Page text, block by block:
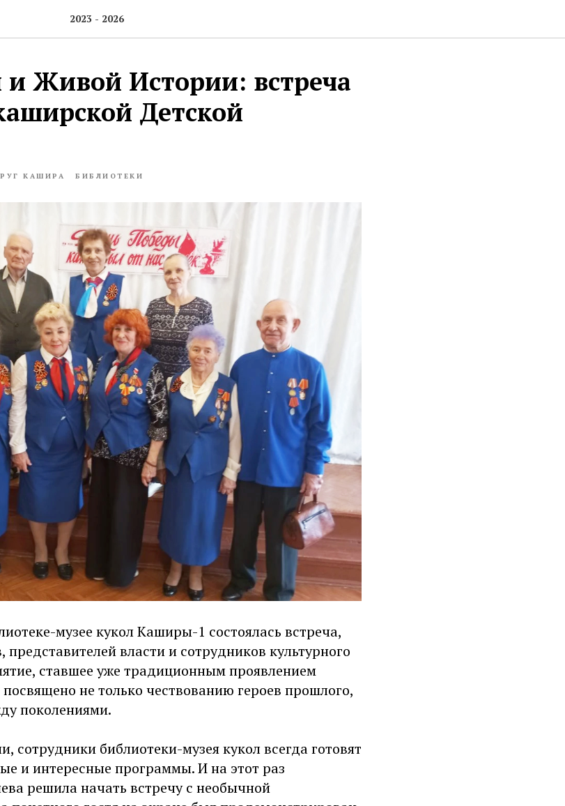
2023 - 2026
Живой Истории: встреча
Детской
КАШИРА БИБЛИОТЕКИ
музее кукол Каширы-1 состоялась встреча,
власти и сотрудников культурного
ставшее уже традиционным проявлением
не только чествованию героев прошлого,
поколениями.
сотрудники библиотеки-музея кукол всегда готовят
и интересные программы. И на этот раз
решила начать встречу с необычной